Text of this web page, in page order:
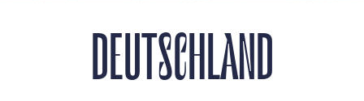
DEUTSCHLAND